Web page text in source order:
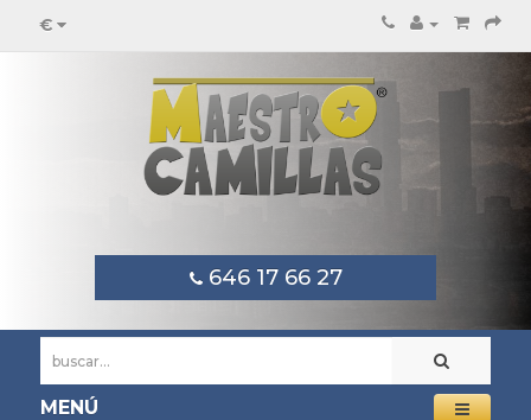
€
646 17 66 27
MENÚ